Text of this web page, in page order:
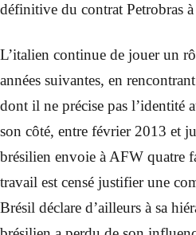
définitive du contrat Petrobras
L’italien continue de jouer un
années suivantes, en
dont il ne précise pas l’identité
son côté, entre février 2013 et
brésilien envoie à AFW quatre
travail est censé justifier une
Brésil déclare d’ailleurs à sa